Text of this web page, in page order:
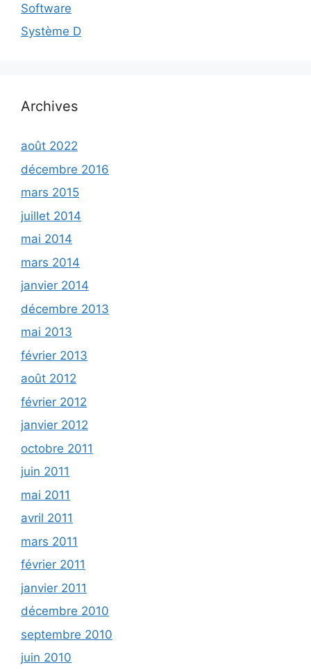
Software
Système D
Archives
août 2022
décembre 2016
mars 2015
juillet 2014
mai 2014
mars 2014
janvier 2014
décembre 2013
mai 2013
février 2013
août 2012
février 2012
janvier 2012
octobre 2011
juin 2011
mai 2011
avril 2011
mars 2011
février 2011
janvier 2011
décembre 2010
septembre 2010
juin 2010